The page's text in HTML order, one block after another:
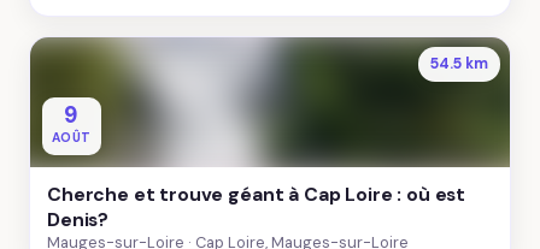
54.5 km
9
AOÛT
Cherche et trouve géant à Cap Loire : où est
Denis?
Mauges-sur-Loire Cap Loire, Mauges-sur-Loire